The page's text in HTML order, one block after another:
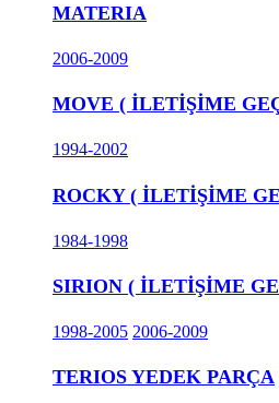
MATERIA
2006-2009
MOVE ( İLETİŞİME
1994-2002
ROCKY ( İLETİŞİME
1984-1998
SIRION ( İLETİŞİME
1998-2005 2006-2009
TERIOS YEDEK PARÇA